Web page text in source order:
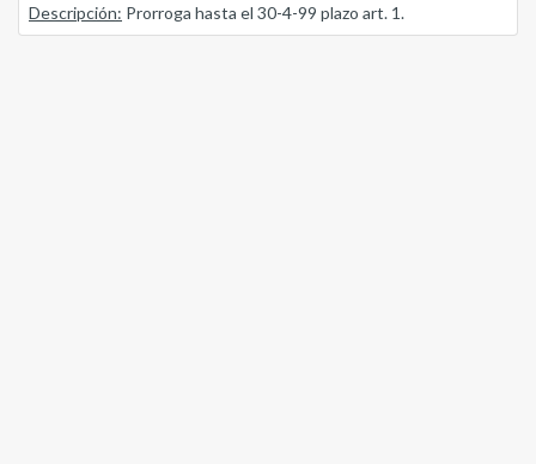
Descripción: Prorroga hasta el 30-4-99 plazo art. 1.